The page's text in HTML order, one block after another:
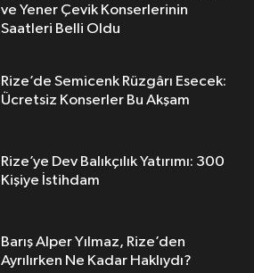
ve Yener Çevik Konserlerinin
Saatleri Belli Oldu
Rize’de Semicenk Rüzgârı Esecek:
Ücretsiz Konserler Bu Akşam
Rize’ye Dev Balıkçılık Yatırımı: 300
Kişiye İstihdam
Barış Alper Yılmaz, Rize’den
Ayrılırken Ne Kadar Haklıydı?